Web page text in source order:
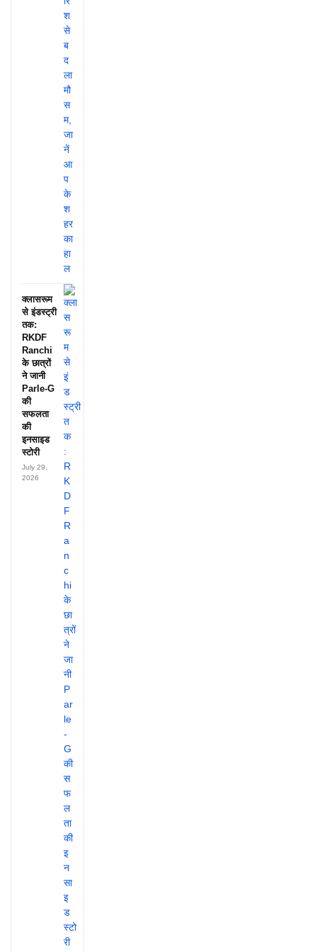
क्लासरूम
से इंडस्ट्री
तक:
RKDF
Ranchi
के छात्रों
ने जानी
Parle-G
की
सफलता
की
इनसाइड
स्टोरी
July 29,
2026